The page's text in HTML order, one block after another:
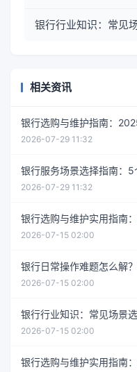
银行行业知识：常见
相关资讯
银行选购与维护指南：
2026-07-29 11:32
银行服务场景选择指南：
2026-07-29 11:32
银行选购与维护实用指南
2026-07-15 02:00
银行日常操作难题怎么解
2026-07-15 02:00
银行行业知识：常见场景
2026-07-15 02:00
银行选购与维护实用指南